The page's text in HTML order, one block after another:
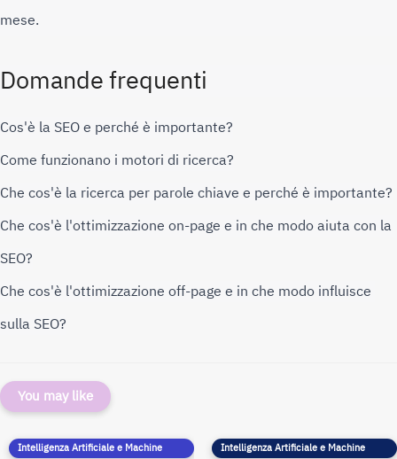
mese.
Domande frequenti
Cos'è la SEO e perché è importante?
Come funzionano i motori di ricerca?
Che cos'è la ricerca per parole chiave e perché è importante?
Che cos'è l'ottimizzazione on-page e in che modo aiuta con la
SEO?
Che cos'è l'ottimizzazione off-page e in che modo influisce
sulla SEO?
You may like
Intelligenza Artificiale e Machine
Intelligenza Artificiale e Machine